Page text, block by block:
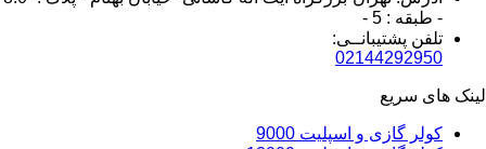
- طبقه : 5 -
تلفن پشتیبانــی:
02144292950
لینک های سریع
کولر گازی و اسپلیت 9000